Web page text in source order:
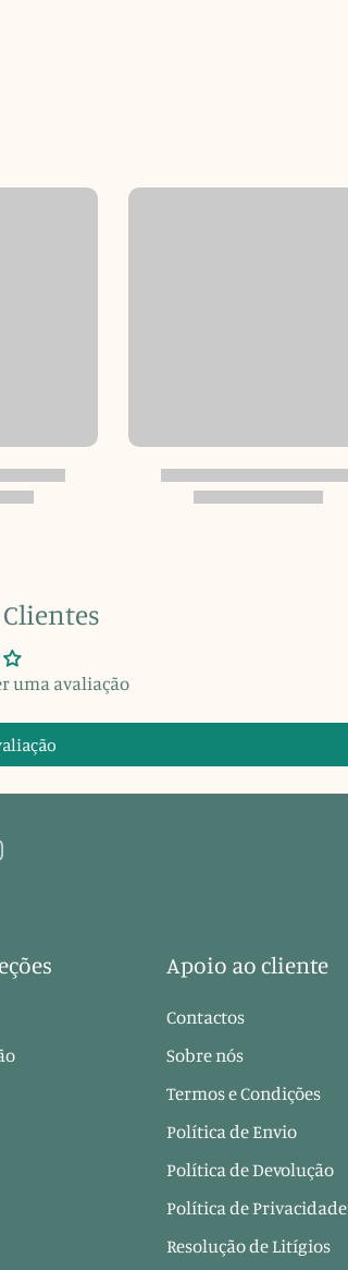
uma avaliação
Apoio ao cliente
Contactos
Sobre nós
Termos e Condições
Política de Envio
Política de Devolução
Política de Privacidade
Resolução de Litígios